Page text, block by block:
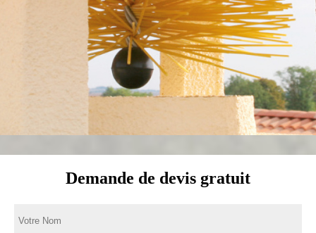
Demande de devis gratuit